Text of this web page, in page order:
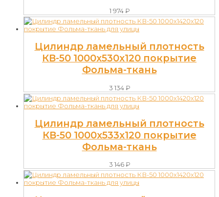
1 974₽
Цилиндр ламельный плотность
КВ-50 1000х530х120 покрытие
Фольма-ткань
3 134₽
Цилиндр ламельный плотность
КВ-50 1000х533х120 покрытие
Фольма-ткань
3 146₽